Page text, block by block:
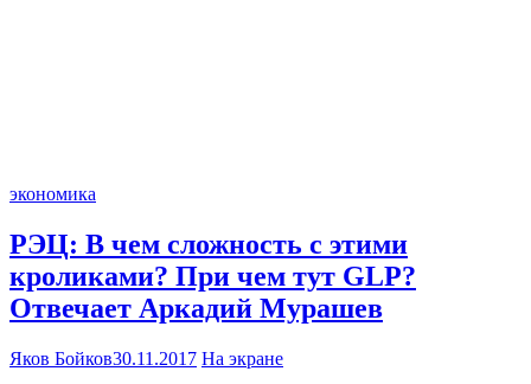
экономика
РЭЦ: В чем сложность с этими
кроликами? При чем тут GLP?
Отвечает Аркадий Мурашев
Яков Бойков30.11.2017 На экране